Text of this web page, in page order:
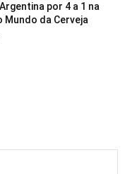
por 4 a 1 na
Mundo da Cerveja